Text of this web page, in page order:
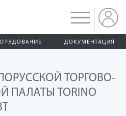
ДОКУМЕНТАЦИЯ
ТОРГОВО-
TORINO